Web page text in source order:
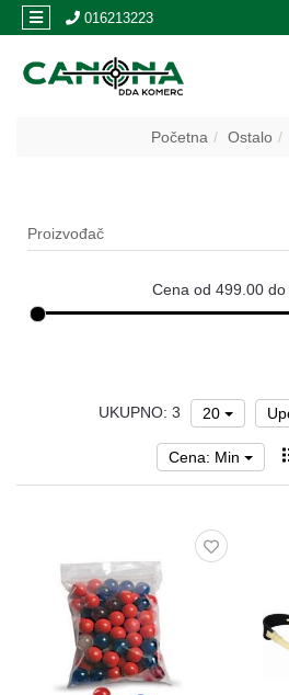
016213223
Početna Ostalo
Proizvođač
Cena od 499.00
UKUPNO: 3 20
Cena: Min